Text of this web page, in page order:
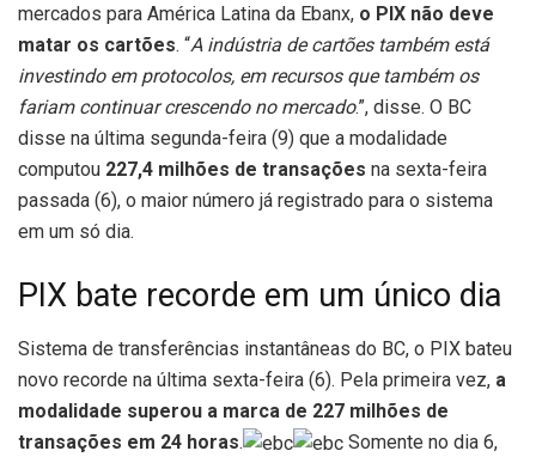
mercados para América Latina da Ebanx, o PIX não deve
matar os cartões. “A indústria de cartões também está
investindo em protocolos, em recursos que também os
fariam continuar crescendo no mercado.”, disse. O BC
disse na última segunda-feira (9) que a modalidade
computou 227,4 milhões de transações na sexta-feira
passada (6), o maior número já registrado para o sistema
em um só dia.
PIX bate recorde em um único dia
Sistema de transferências instantâneas do BC, o PIX bateu
novo recorde na última sexta-feira (6). Pela primeira vez, a
modalidade superou a marca de 227 milhões de
transações em 24 horas.
Somente no dia 6,